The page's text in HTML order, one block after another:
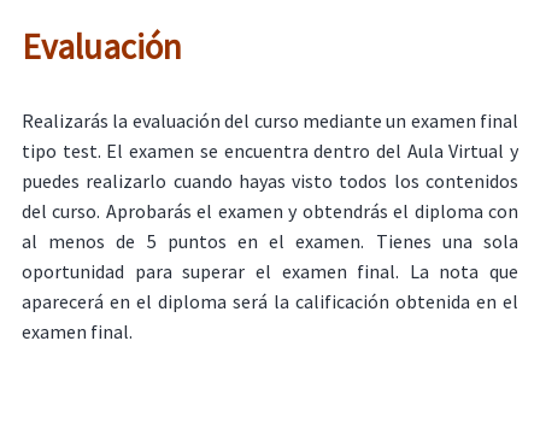
Evaluación
Realizarás la evaluación del curso mediante un examen final
tipo test. El examen se encuentra dentro del Aula Virtual y
puedes realizarlo cuando hayas visto todos los contenidos
del curso. Aprobarás el examen y obtendrás el diploma con
al menos de 5 puntos en el examen. Tienes una sola
oportunidad para superar el examen final. La nota que
aparecerá en el diploma será la calificación obtenida en el
examen final.